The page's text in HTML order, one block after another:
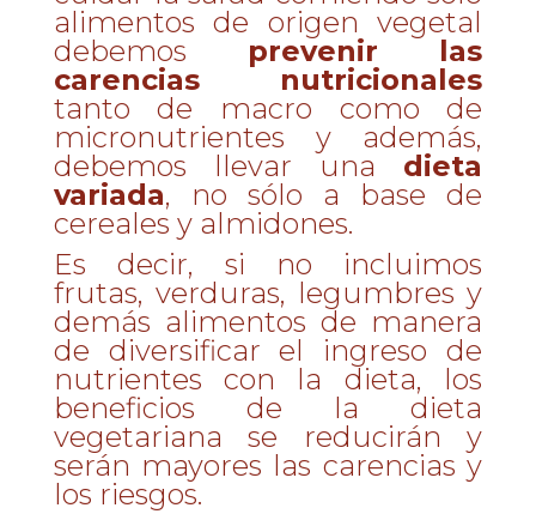
alimentos de origen vegetal
debemos prevenir las
carencias nutricionales
tanto de macro como de
micronutrientes y además,
debemos llevar una dieta
variada, no sólo a base de
cereales y almidones.
Es decir, si no incluimos
frutas, verduras, legumbres y
demás alimentos de manera
de diversificar el ingreso de
nutrientes con la dieta, los
beneficios de la dieta
vegetariana se reducirán y
serán mayores las carencias y
los riesgos.